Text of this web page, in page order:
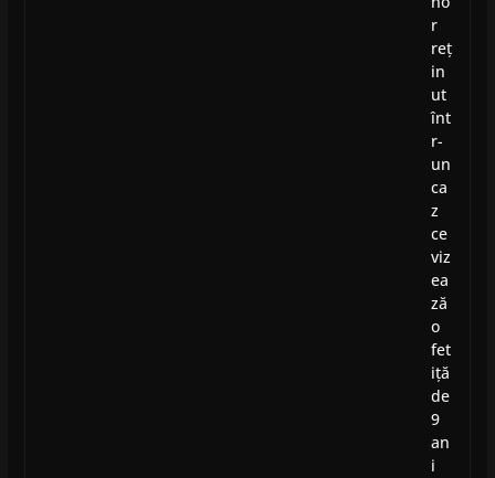
r
reț
in
ut
înt
r-
un
ca
z
ce
viz
ea
ză
o
fet
iță
de
9
an
i